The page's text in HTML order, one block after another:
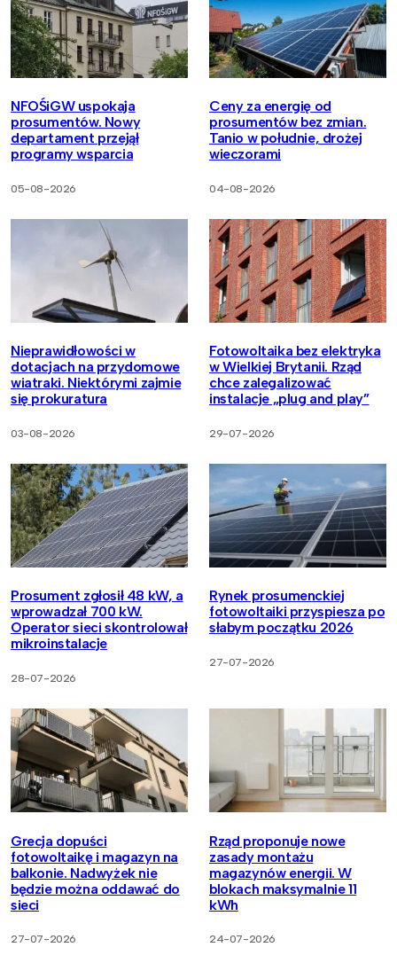
NFOŚiGW uspokaja
prosumentów. Nowy
departament przejął
programy wsparcia
05-08-2026
Ceny za energię od
prosumentów bez zmian.
Tanio w południe, drożej
wieczorami
04-08-2026
Nieprawidłowości w
dotacjach na przydomowe
wiatraki. Niektórymi zajmie
się prokuratura
03-08-2026
Fotowoltaika bez elektryka
w Wielkiej Brytanii. Rząd
chce zalegalizować
instalacje „plug and play”
29-07-2026
Prosument zgłosił 48 kW, a
wprowadzał 700 kW.
Operator sieci skontrolował
mikroinstalacje
28-07-2026
Rynek prosumenckiej
fotowoltaiki przyspiesza po
słabym początku 2026
27-07-2026
Grecja dopuści
fotowoltaikę i magazyn na
balkonie. Nadwyżek nie
będzie można oddawać do
sieci
27-07-2026
Rząd proponuje nowe
zasady montażu
magazynów energii. W
blokach maksymalnie 11
kWh
24-07-2026